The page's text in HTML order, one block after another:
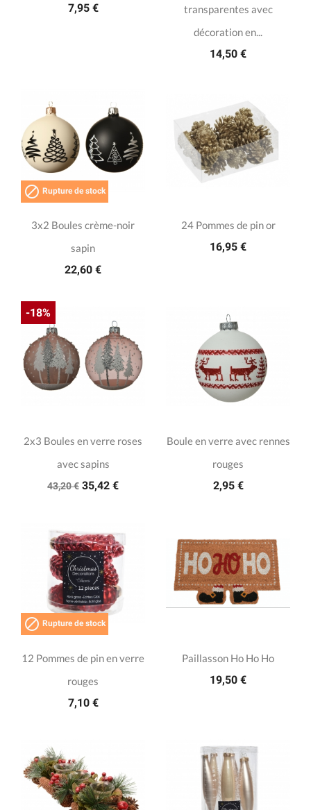
7,95 €
transparentes avec
décoration en...
14,50 €
 Rupture de stock
3x2 Boules crème-noir
sapin
22,60 €
24 Pommes de pin or
16,95 €
2x3 Boules en verre roses
avec sapins
43,20 € 35,42 €
-18%
Boule en verre avec rennes
rouges
2,95 €
 Rupture de stock
12 Pommes de pin en verre
rouges
7,10 €
Paillasson Ho Ho Ho
19,50 €